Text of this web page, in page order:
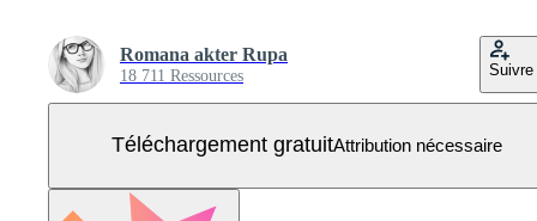
Romana akter Rupa
18 711 Ressources Suivre
Téléchargement gratuitAttribution nécessaire